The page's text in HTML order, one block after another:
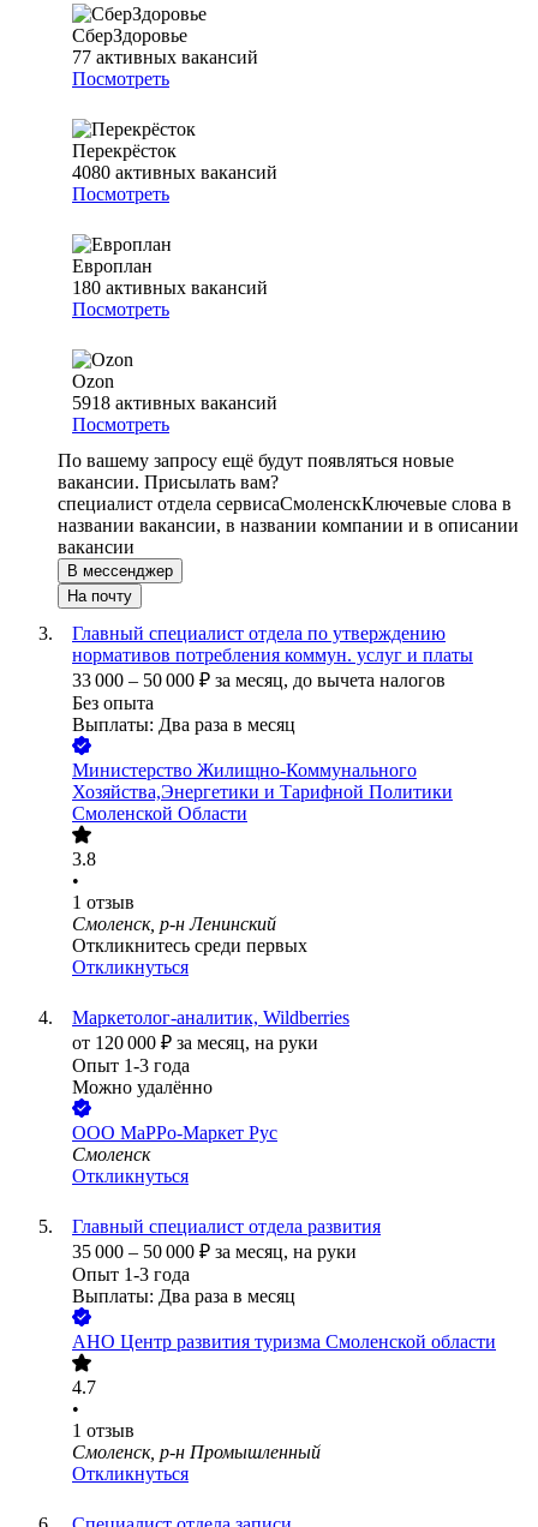
СберЗдоровье
77 активных вакансий
Посмотреть
Перекрёсток
4080 активных вакансий
Посмотреть
Европлан
180 активных вакансий
Посмотреть
Ozon
5918 активных вакансий
Посмотреть
По вашему запросу ещё будут появляться новые
вакансии. Присылать вам?
специалист отдела сервисаСмоленскКлючевые слова в
названии вакансии, в названии компании и в описании
вакансии
В мессенджер
На почту
Главный специалист отдела по утверждению
нормативов потребления коммун. услуг и платы
33 000 – 50 000 ₽ за месяц, до вычета налогов
Без опыта
Выплаты: Два раза в месяц
Министерство Жилищно-Коммунального
Хозяйства,Энергетики и Тарифной Политики
Смоленской Области
3.8
•
1 отзыв
Смоленск, р-н Ленинский
Откликнитесь среди первых
Откликнуться
Маркетолог-аналитик, Wildberries
от 120 000 ₽ за месяц, на руки
Опыт 1-3 года
Можно удалённо
ООО МаРРо-Маркет Рус
Смоленск
Откликнуться
Главный специалист отдела развития
35 000 – 50 000 ₽ за месяц, на руки
Опыт 1-3 года
Выплаты: Два раза в месяц
АНО Центр развития туризма Смоленской области
4.7
•
1 отзыв
Смоленск, р-н Промышленный
Откликнуться